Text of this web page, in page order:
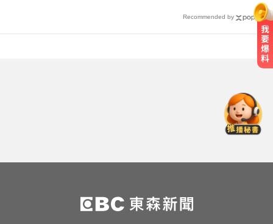
Recommended by
給水手終止4連勝
淑麗氣象／白海豚路徑變了！最快
明海警 未來一週降雨熱區曝